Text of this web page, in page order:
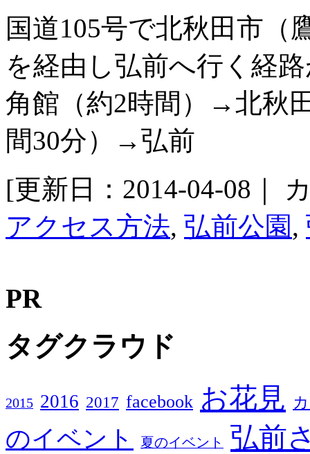
国道105号で北秋田市（
を経由し弘前へ行く経
角館（約2時間）→北秋
間30分）→弘前
[更新日：2014-04-08｜
アクセス方法, 弘前公園,
PR
タグクラウド
2015 2016 2017 facebook お花見
のイベント 夏のイベント 弘前